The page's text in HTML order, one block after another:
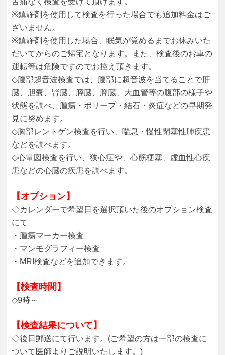
※鎮静剤を使用して検査を行った場合でも追加料金はご
ざいません。
※鎮静剤を使用した場合、眠気が覚めるまでお休みいた
だいてからのご帰宅となります。また、検査後のお車の
運転等は危険ですのでお控え頂きます。
◇腹部超音波検査では、腹部に超音波を当てることで肝
臓、胆嚢、腎臓、膵臓、脾臓、大血管等の腹部の様子や
状態を調べ、腫瘍・ポリープ・結石・炎症などの早期発
見に努めます。
◇胸部レントゲン検査を行い、喘息・慢性閉塞性肺疾患
などを調べます。
◇心電図検査を行い、狭心症や、心筋梗塞、虚血性心疾
患などの心臓の疾患を調べます。
【オプション】
◇カレンダーで希望日を選択頂いた後のオプション検査
にて
・腫瘍マーカー検査
・マンモグラフィー検査
・MRI検査などを追加できます。
【検査時間】
◇9時～
【検査結果について】
◇後日郵送にて行います。(ご希望の方は一部の検査に
ついて医師よりご説明いたします。)